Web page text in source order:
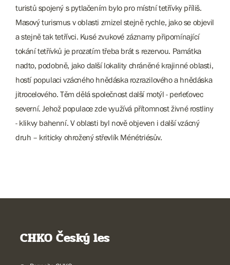
turistů spojený s pytlačením bylo pro místní tetřívky příliš.
Masový turismus v oblasti zmizel stejně rychle, jako se objevil
a stejně tak tetřívci. Kusé zvukové záznamy připomínající
tokání tetřívků je prozatím třeba brát s rezervou. Památka
nadto, podobně, jako další lokality chráněné krajinné oblasti,
hostí populaci vzácného hnědáska rozrazilového a hnědáska
jitrocelového. Těm dělá společnost další motýl - perleťovec
severní. Jehož populace zde využívá přítomnost živné rostliny
- klikvy bahenní. V oblasti byl nově objeven i další vzácný
druh – kriticky ohrožený střevlík Ménétriésův.
CHKO Český les